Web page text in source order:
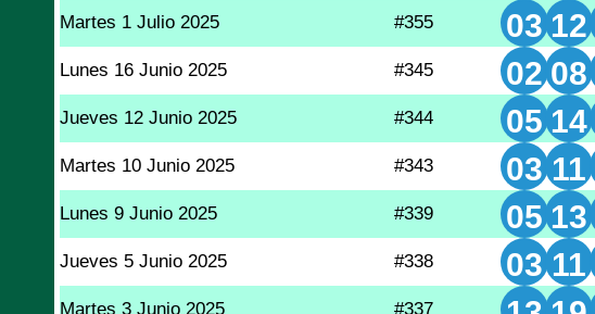
Martes 1 Julio 2025 #355 03 12
Lunes 16 Junio 2025 #345 02 08
Jueves 12 Junio 2025 #344 05 14
Martes 10 Junio 2025 #343 03 11
Lunes 9 Junio 2025 #339 05 13
Jueves 5 Junio 2025 #338 03 11
Martes 3 Junio 2025 #337